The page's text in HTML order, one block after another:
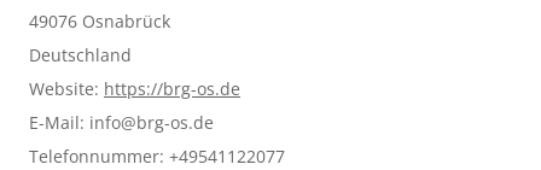
49076 Osnabrück
Deutschland
Website: https://brg-os.de
E-Mail: info@brg-os.de
Telefonnummer: +49541122077